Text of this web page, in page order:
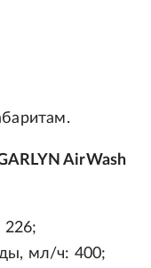
AirWash
226;
мл/ч: 400;